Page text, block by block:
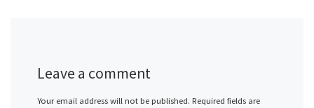
Leave a comment
Your email address will not be published. Required fields are